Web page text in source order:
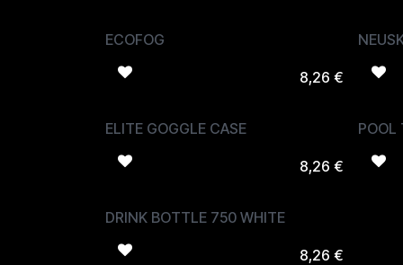
ECOFOG
8,26 €
ELITE GOGGLE CASE
8,26 €
POOL
DRINK BOTTLE 750 WHITE
8,26 €